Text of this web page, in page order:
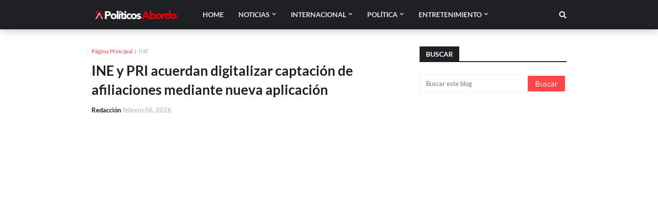
HOME NOTICIAS INTERNACIONAL POLÍTICA ENTRETENIMIENTO
Página Principal INE
INE y PRI acuerdan digitalizar captación de
afiliaciones mediante nueva aplicación
Redacción febrero 06, 2026
BUSCAR